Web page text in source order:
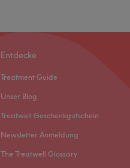
Entdecke
Treatment Guide
Unser Blog
Treatwell Geschenkgutschein
Newsletter Anmeldung
The Treatwell Glossary